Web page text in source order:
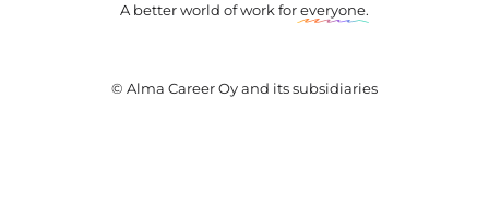
A better world of work foreveryone.
© Alma Career Oy and its subsidiaries